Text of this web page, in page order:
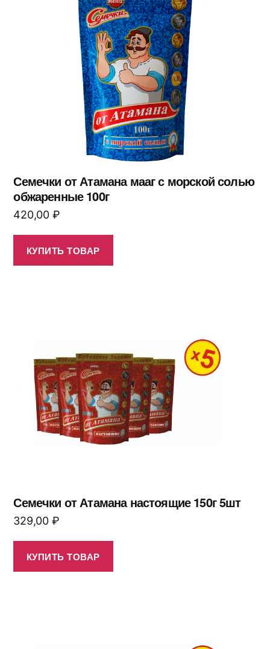
Семечки от Атамана мааг с морской солью
обжаренные 100г
420,00 ₽
КУПИТЬ ТОВАР
Семечки от Атамана настоящие 150г 5шт
329,00 ₽
КУПИТЬ ТОВАР